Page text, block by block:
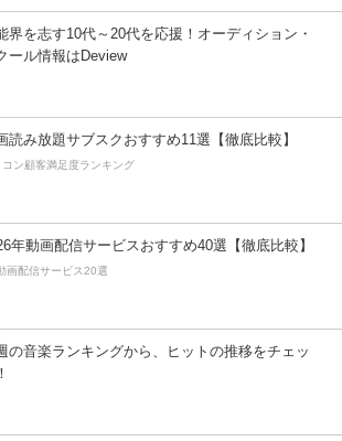
界を志す10代～20代を応援！オーディション・
ール情報はDeview
読み放題サブスクおすすめ11選【徹底比較】
コン顧客満足度ランキング
年動画配信サービスおすすめ40選【徹底比較】
画配信サービス20選
の音楽ランキングから、ヒットの推移をチェッ